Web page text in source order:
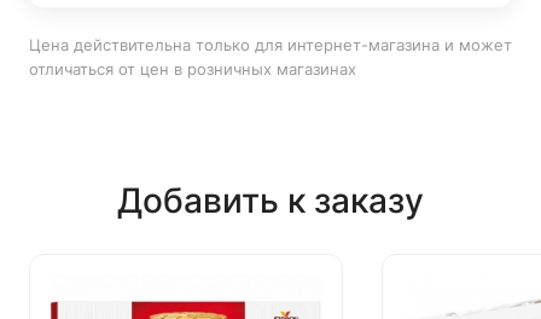
Цена действительна только для интернет-магазина и может
отличаться от цен в розничных магазинах
Добавить к заказу